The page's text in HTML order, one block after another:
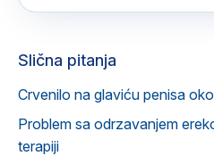
Slična pitanja
Crvenilo na glaviću penisa
Problem sa odrzavanjem
terapiji